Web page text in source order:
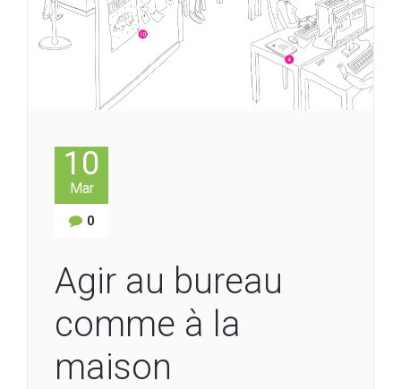
10
Mar
0
Agir au bureau
comme à la
maison